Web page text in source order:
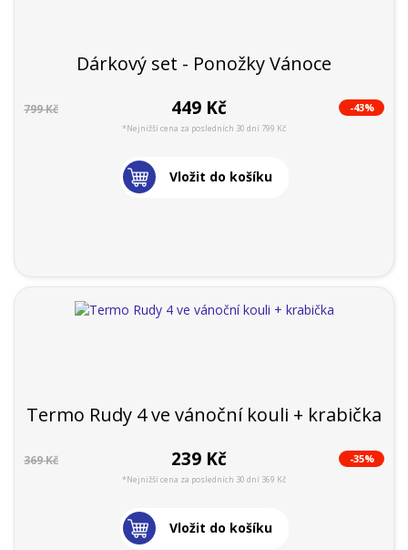
Dárkový set - Ponožky Vánoce
799 Kč 449 Kč -43%
*Nejnižší cena za posledních 30 dní 799 Kč
Vložit do košíku
Termo Rudy 4 ve vánoční kouli + krabička
369 Kč 239 Kč -35%
*Nejnižší cena za posledních 30 dní 369 Kč
Vložit do košíku